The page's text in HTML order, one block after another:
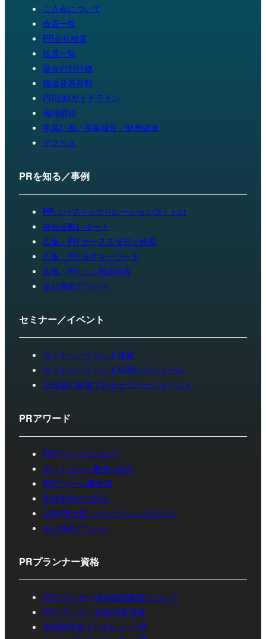
ご入会について
会員一覧
PR会社検索
役員一覧
協会の刊行物
報道発表資料
PR活動ガイドライン
倫理綱領
事業計画／事業報告／財務諸表
アクセス
PRを知る／事例
PR（パブリックリレーションズ）とは
協会活動レポート
広報・PR ケーススタディ検索
広報・PR 注目キーワード
広報・PR ミニ用語辞典
主な海外アワード
セミナー／イベント
セミナー／イベント検索
セミナー／イベント年間スケジュール
正会員の参加できるセミナー／イベント
PRアワード
PRアワードについて
エントリーと審査の流れ
PRアワード審査団
受賞案件のご紹介
日本PR大賞（パーソン／シチズン）
主な海外アワード
PRプランナー資格
PRプランナー資格認定制度について
PRプランナー試験対策講座
資格取得者インタビュー